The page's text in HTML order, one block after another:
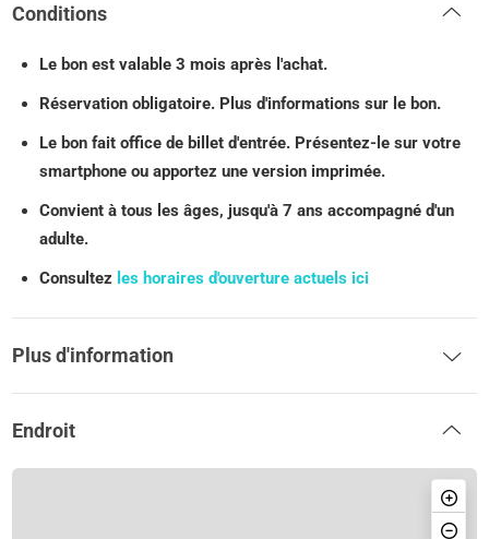
Conditions
Le bon est valable 3 mois après l'achat.
Réservation obligatoire. Plus d'informations sur le bon.
Le bon fait office de billet d'entrée. Présentez-le sur votre
smartphone ou apportez une version imprimée.
Convient à tous les âges, jusqu'à 7 ans accompagné d'un
adulte.
Consultez les horaires d'ouverture actuels ici
Plus d'information
Endroit